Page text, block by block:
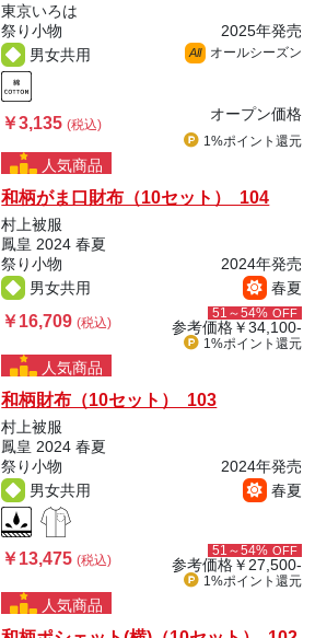
東京いろは
祭り小物
2025年発売
男女共用
All オールシーズン
￥3,135(税込)
オープン価格
1%ポイント 還元
人気商品
和柄がま口財布（10セット） 104
村上被服
鳳皇 2024 春夏
祭り小物
2024年発売
男女共用
春夏
￥16,709(税込)
51～54% OFF
参考価格￥34,100-
1%ポイント 還元
人気商品
和柄財布（10セット） 103
村上被服
鳳皇 2024 春夏
祭り小物
2024年発売
男女共用
春夏
￥13,475(税込)
51～54% OFF
参考価格￥27,500-
1%ポイント 還元
人気商品